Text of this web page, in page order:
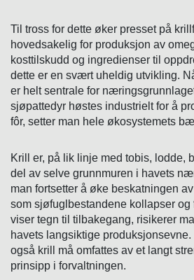
Til tross for dette øker presset på
hovedsakelig for produksjon av
kosttilskudd og ingredienser til
dette er en svært uheldig utvikling.
er helt sentrale for
sjøpattedyr høstes industrielt for å
fôr, setter man hele økosystemets
Krill er, på lik linje med tobis, lodde,
del av selve grunnmuren i havets
man fortsetter å øke beskatningen
som sjøfuglbestandene kollapser og
viser tegn til tilbakegang, risikerer
havets langsiktige
også krill må omfattes av et langt
prinsipp i forvaltningen.